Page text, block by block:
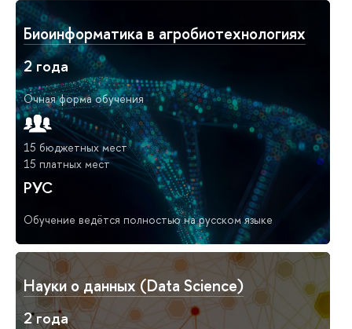
Биоинформатика в агробиотехнологиях
2 года
Очная форма обучения
15 бюджетных мест
15 платных мест
РУС
Обучение ведётся полностью на русском языке
Науки о данных (Data Science)
2 года